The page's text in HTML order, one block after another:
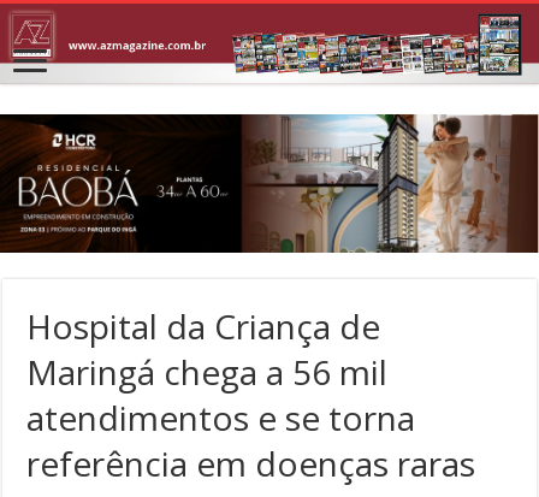
Hospital da Criança de
Maringá chega a 56 mil
atendimentos e se torna
referência em doenças raras